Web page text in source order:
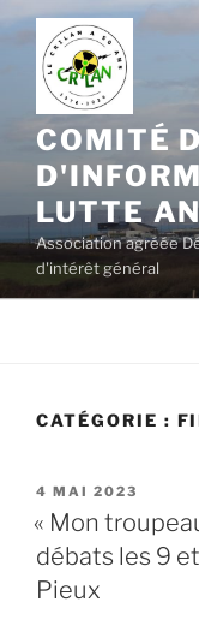
Aller
contenu
principal
COMITÉ
LUTTE
Association agréée
d'intérêt général
CATÉGORIE :
PUBLIÉ
LE
4 MAI 2023
« Mon
débats les 9
Pieux